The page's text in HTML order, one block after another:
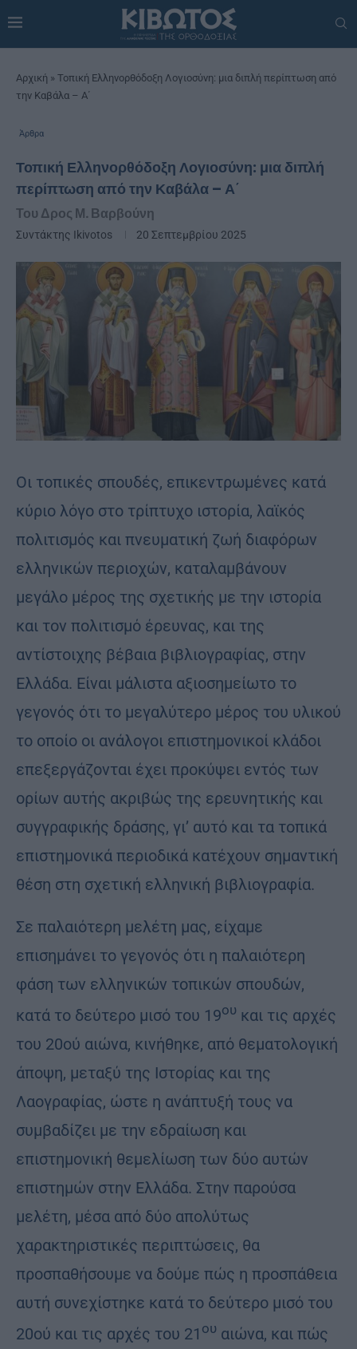
Αρχική » Τοπική Ελληνορθόδοξη Λογιοσύνη: μια διπλή περίπτωση από
την Καβάλα – Α΄
Άρθρα
Τοπική Ελληνορθόδοξη Λογιοσύνη: μια διπλή
περίπτωση από την Καβάλα – Α΄
Του Δρος Μ. Βαρβούνη
Συντάκτης Ikivotos 20 Σεπτεμβρίου 2025
Οι τοπικές σπουδές, επικεντρωμένες κατά
κύριο λόγο στο τρίπτυχο ιστορία, λαϊκός
πολιτισμός και πνευματική ζωή διαφόρων
ελληνικών περιοχών, καταλαμβάνουν
μεγάλο μέρος της σχετικής με την ιστορία
και τον πολιτισμό έρευνας, και της
αντίστοιχης βέβαια βιβλιογραφίας, στην
Ελλάδα. Είναι μάλιστα αξιοσημείωτο το
γεγονός ότι το μεγαλύτερο μέρος του υλικού
το οποίο οι ανάλογοι επιστημονικοί κλάδοι
επεξεργάζονται έχει προκύψει εντός των
ορίων αυτής ακριβώς της ερευνητικής και
συγγραφικής δράσης, γι’ αυτό και τα τοπικά
επιστημονικά περιοδικά κατέχουν σημαντική
θέση στη σχετική ελληνική βιβλιογραφία.
Σε παλαιότερη μελέτη μας, είχαμε
επισημάνει το γεγονός ότι η παλαιότερη
φάση των ελληνικών τοπικών σπουδών,
κατά το δεύτερο μισό του 19ου και τις αρχές
του 20ού αιώνα, κινήθηκε, από θεματολογική
άποψη, μεταξύ της Ιστορίας και της
Λαογραφίας, ώστε η ανάπτυξή τους να
συμβαδίζει με την εδραίωση και
επιστημονική θεμελίωση των δύο αυτών
επιστημών στην Ελλάδα. Στην παρούσα
μελέτη, μέσα από δύο απολύτως
χαρακτηριστικές περιπτώσεις, θα
προσπαθήσουμε να δούμε πώς η προσπάθεια
αυτή συνεχίστηκε κατά το δεύτερο μισό του
20ού και τις αρχές του 21 ου αιώνα, και πώς